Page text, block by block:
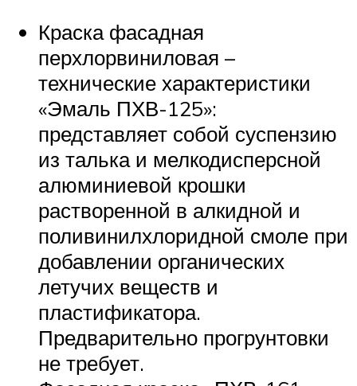
Краска фасадная
перхлорвиниловая –
технические характеристики
«Эмаль ПХВ-125»:
представляет собой суспензию
из талька и мелкодисперсной
алюминиевой крошки
растворенной в алкидной и
поливинилхлоридной смоле при
добавлении органических
летучих веществ и
пластификатора.
Предварительно прогрунтовки
не требует.